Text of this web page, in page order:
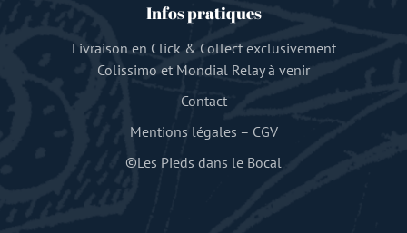
Infos pratiques
Livraison en Click & Collect exclusivement
Colissimo et Mondial Relay à venir
Contact
Mentions légales – CGV
©Les Pieds dans le Bocal